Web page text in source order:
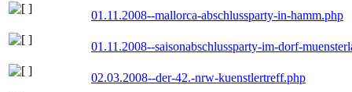
01.11.2008--mallorca-abschlussparty-in-hamm.php
01.11.2008--saisonabschlussparty-im-dorf-
02.03.2008--der-42.-nrw-kuenstlertreff.php